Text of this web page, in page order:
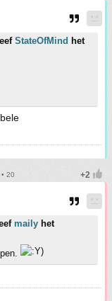
StateOfMind het
20
maily het